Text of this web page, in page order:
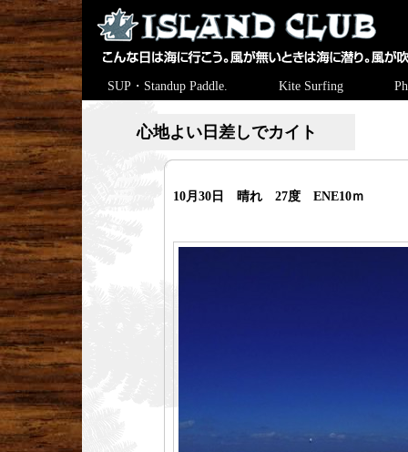
SUP・Standup Paddle. Kite Surfing
心地よい日差しでカイト
10月30日 晴れ 27度 ENE10ｍ